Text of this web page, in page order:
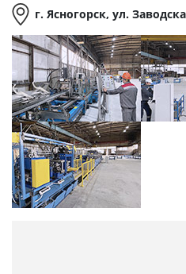
г. Ясногорск, ул.